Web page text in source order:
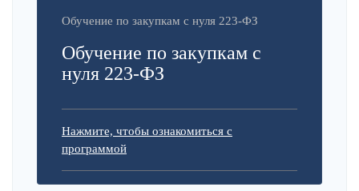
Обучение по закупкам с нуля 223-ФЗ
Обучение по закупкам с
нуля 223-ФЗ
Нажмите, чтобы ознакомиться с
программой